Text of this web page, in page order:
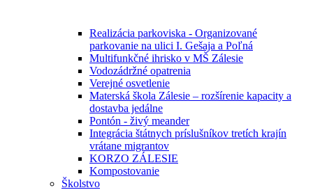
Realizácia parkoviska - Organizované
parkovanie na ulici I. Gešaja a Poľná
Multifunkčné ihrisko v MŠ Zálesie
Vodozádržné opatrenia
Verejné osvetlenie
Materská škola Zálesie – rozšírenie kapacity a
dostavba jedálne
Pontón - živý meander
Integrácia štátnych príslušníkov tretích krajín
vrátane migrantov
KORZO ZÁLESIE
Kompostovanie
Školstvo